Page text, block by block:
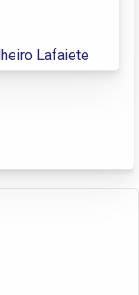
Lafaiete